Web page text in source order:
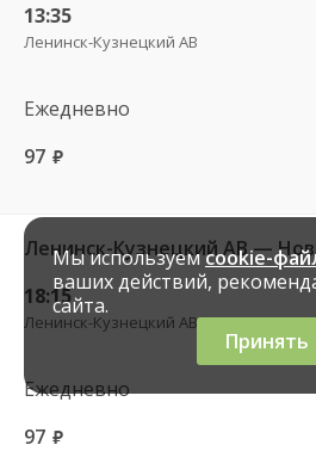
13:35
Ленинск-Кузнецкий АВ
Ежедневно
97 руб.
Ленинск-Кузнецкий АВ —
18:15
Ленинск-Кузнецкий АВ
Ежедневно
97 руб.
Мы используемcookie-
ваших действий,
сайта.
Принять